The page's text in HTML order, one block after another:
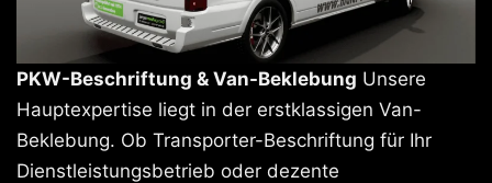
PKW-Beschriftung & Van-Beklebung Unsere
Hauptexpertise liegt in der erstklassigen Van-
Beklebung. Ob Transporter-Beschriftung für Ihr
Dienstleistungsbetrieb oder dezente